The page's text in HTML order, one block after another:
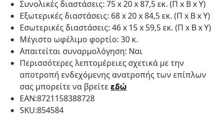
Συνολικές διαστάσεις: 75 x 20 x 87,5 εκ. (Π x Β x Υ)
Εξωτερικές διαστάσεις: 68 x 20 x 84,5 εκ. (Π x Β x Υ)
Εσωτερικές διαστάσεις: 46 x 15 x 59,5 εκ. (Π x Β x Υ)
Μέγιστο ωφέλιμο φορτίο: 30 κ.
Απαιτείται συναρμολόγηση: Ναι
Περισσότερες λεπτομέρειες σχετικά με την
αποτροπή ενδεχόμενης ανατροπής των επίπλων
σας μπορείτε να βρείτεεδώ
EAN:8721158388728
SKU:854584